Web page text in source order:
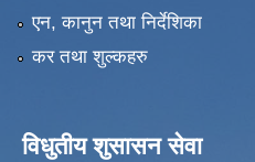
एन, कानुन तथा निर्देशिका
कर तथा शुल्कहरु
विधुतीय शुसासन सेवा